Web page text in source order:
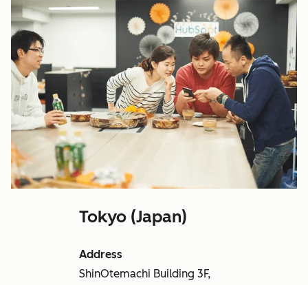
Tokyo (Japan)
Address
ShinOtemachi Building 3F,